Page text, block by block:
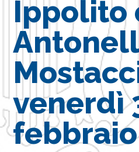
Ippolito
venerdì